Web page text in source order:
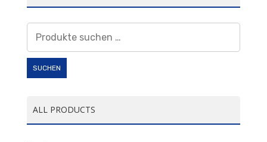
nach:
SUCHEN
ALL PRODUCTS